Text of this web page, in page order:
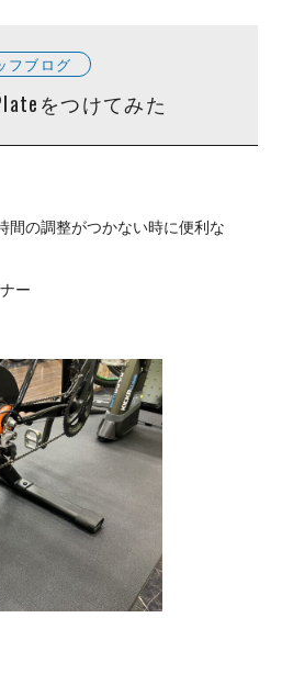
フブログ
をつけてみた
間の調整がつかない時に便利な
ー